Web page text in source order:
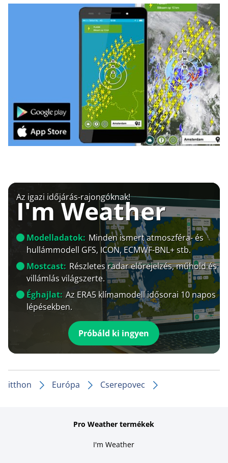
Az igazi időjárás-rajongóknak!
I'm Weather
Modelladatok: Minden ismert atmoszféra- és
hullámmodell GFS, ICON, ECMWF-BNL+ stb.
Mostcast: Részletes radar előrejelzés, műhold és
villámlás világszerte.
Éghajlat: Az ERA5 klímamodell idősorai 10 napos
lépésekben.
Próbáld ki ingyen
itthon Európa Cserepovec
Pro Weather termékek
I'm Weather